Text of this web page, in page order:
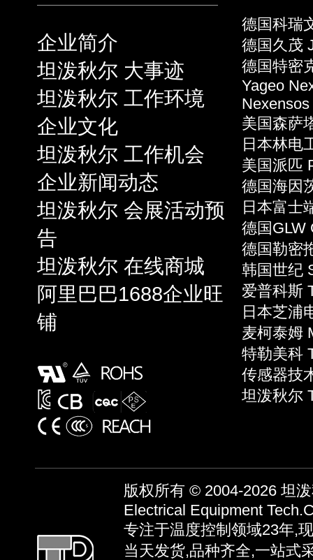
企业简介
坦泼秋尔 大事迹
坦泼秋尔 工作环境
企业文化
坦泼秋尔 工作机会
企业新闻动态
坦泼秋尔 会展活动预
告
坦泼秋尔 在线商城
阿里巴巴1688企业旺
铺
德国科瑞
德国久茂
德国特密
Yageo
Nexensos
美国森萨
日本林电
美国派匹
德国海因
日本富士
德国GLW
德国勒密
韩国世纪
爱普科斯
日本芝浦
麦柯泰姆
特勒美科
传感器技
坦泼秋尔
版权所有 © 2004-2026 坦
Electrical Equipment
专注于温度控制领域23年,
当天发货,品种齐全,一站式